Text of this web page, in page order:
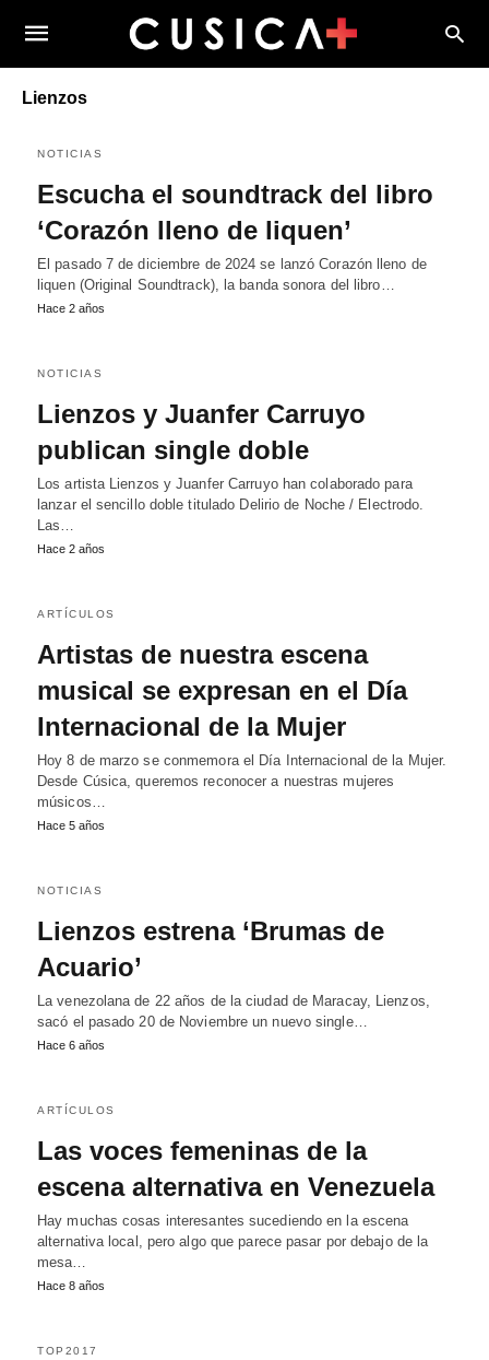
Lienzos
NOTICIAS
Escucha el soundtrack del libro
‘Corazón lleno de liquen’
El pasado 7 de diciembre de 2024 se lanzó Corazón lleno de
liquen (Original Soundtrack), la banda sonora del libro…
Hace 2 años
NOTICIAS
Lienzos y Juanfer Carruyo
publican single doble
Los artista Lienzos y Juanfer Carruyo han colaborado para
lanzar el sencillo doble titulado Delirio de Noche / Electrodo.
Las…
Hace 2 años
ARTÍCULOS
Artistas de nuestra escena
musical se expresan en el Día
Internacional de la Mujer
Hoy 8 de marzo se conmemora el Día Internacional de la Mujer.
Desde Cúsica, queremos reconocer a nuestras mujeres
músicos…
Hace 5 años
NOTICIAS
Lienzos estrena ‘Brumas de
Acuario’
La venezolana de 22 años de la ciudad de Maracay, Lienzos,
sacó el pasado 20 de Noviembre un nuevo single…
Hace 6 años
ARTÍCULOS
Las voces femeninas de la
escena alternativa en Venezuela
Hay muchas cosas interesantes sucediendo en la escena
alternativa local, pero algo que parece pasar por debajo de la
mesa…
Hace 8 años
TOP2017